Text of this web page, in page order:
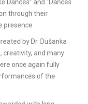
Dances” and “Dances
through their
presence.
by Dr. Dušanka
creativity, and many
once again fully
of the